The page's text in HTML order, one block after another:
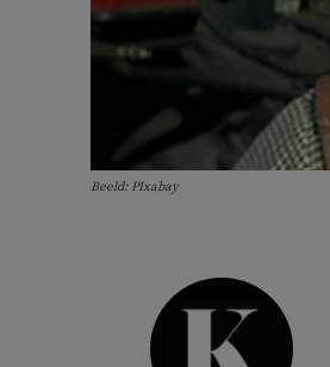
Beeld: PIxabay